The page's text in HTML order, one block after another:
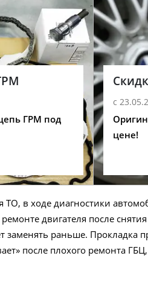
ГРМ под
с
цене!
в ходе диагностики
двигателя после
раньше. Прокладка
после плохого ремонта